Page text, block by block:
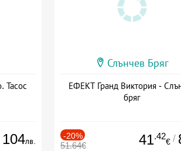
Тасос
104лв.
Слънчев Бряг
ЕФЕКТ Гранд Виктория -
бряг
-20%
51.64€ 41.42
€ /